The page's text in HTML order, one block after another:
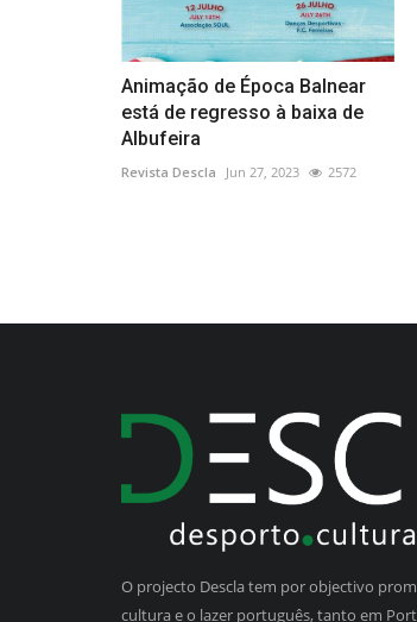
Animação de Época Balnear
está de regresso à baixa de
Albufeira
Revista Descla Jun 27, 2023 2572
O projecto Descla tem por objectivo
cultura e o lazer português, tanto em